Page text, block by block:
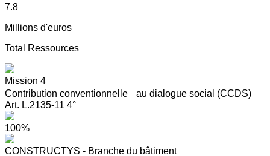
7.8
Millions d'euros
Total Ressources
Mission 4
Contribution conventionnelle au dialogue social (CCDS)
Art. L.2135-11 4°
100%
CONSTRUCTYS - Branche du bâtiment